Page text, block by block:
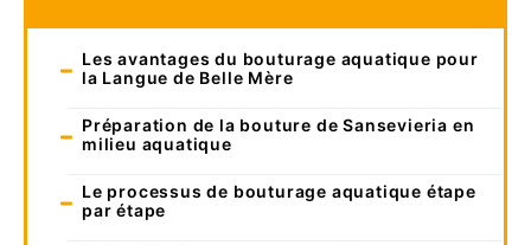
Les avantages du bouturage aquatique pour
la Langue de Belle Mère
Préparation de la bouture de Sansevieria en
milieu aquatique
Le processus de bouturage aquatique étape
par étape